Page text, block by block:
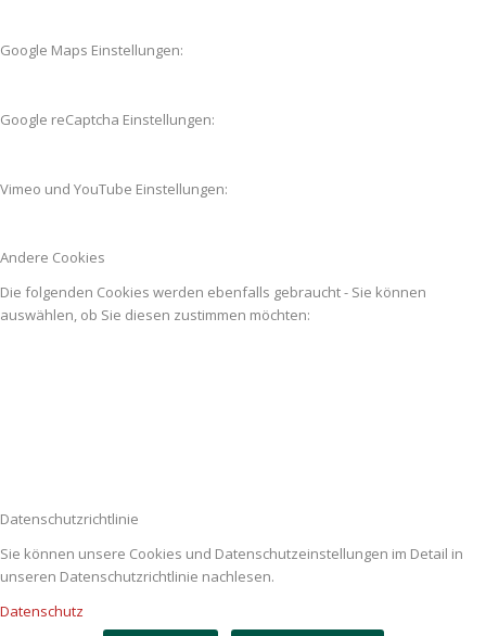
Google Maps Einstellungen:
Google reCaptcha Einstellungen:
Vimeo und YouTube Einstellungen:
Andere Cookies
Die folgenden Cookies werden ebenfalls gebraucht - Sie können
auswählen, ob Sie diesen zustimmen möchten:
Datenschutzrichtlinie
Sie können unsere Cookies und Datenschutzeinstellungen im Detail in
unseren Datenschutzrichtlinie nachlesen.
Datenschutz